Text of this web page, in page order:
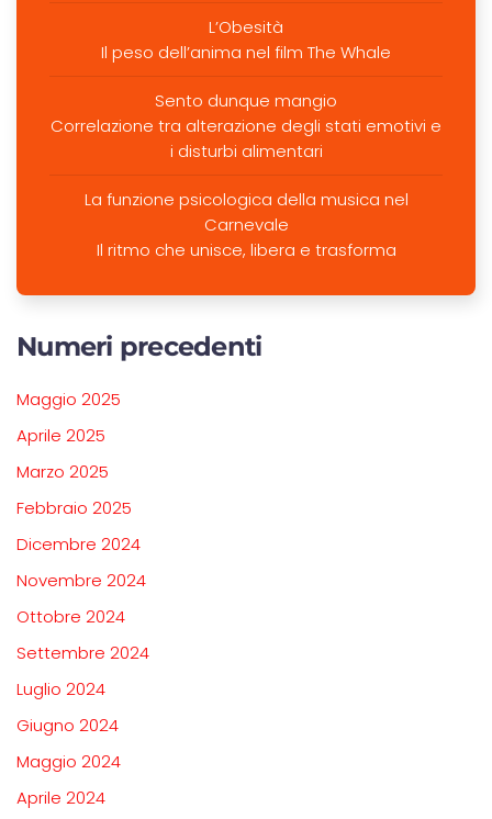
L’Obesità
Il peso dell’anima nel film The Whale
Sento dunque mangio
Correlazione tra alterazione degli stati emotivi e
i disturbi alimentari
La funzione psicologica della musica nel
Carnevale
Il ritmo che unisce, libera e trasforma
Numeri precedenti
Maggio 2025
Aprile 2025
Marzo 2025
Febbraio 2025
Dicembre 2024
Novembre 2024
Ottobre 2024
Settembre 2024
Luglio 2024
Giugno 2024
Maggio 2024
Aprile 2024